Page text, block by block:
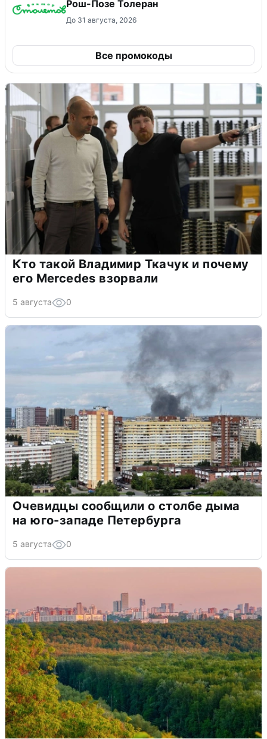
Рош-Позе Толеран
До 31 августа, 2026
Все промокоды
Кто такой Владимир Ткачук и почему
его Mercedes взорвали
5 августа 0
Очевидцы сообщили о столбе дыма
на юго-западе Петербурга
5 августа 0